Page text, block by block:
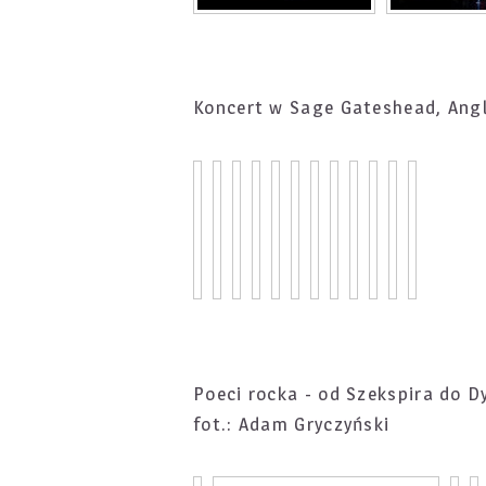
Koncert w Sage Gateshead,
Poeci rocka - od Szekspira do
fot.: Adam Gryczyński